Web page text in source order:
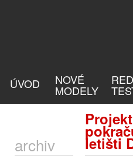
ÚVOD NOVÉ
MODELY
letišti
archiv